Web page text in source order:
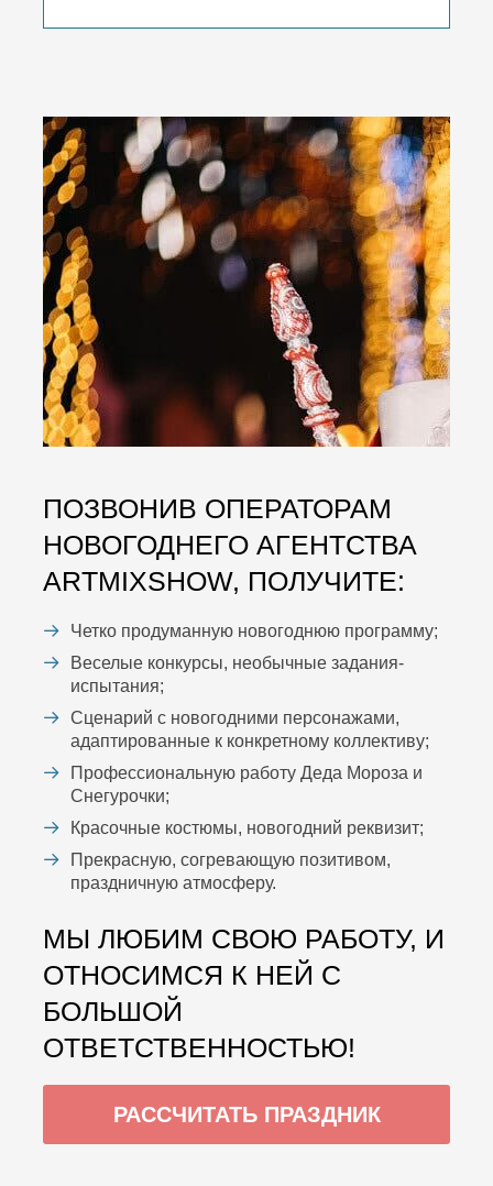
ПОЗВОНИВ ОПЕРАТОРАМ
НОВОГОДНЕГО АГЕНТСТВА
ARTMIXSHOW, ПОЛУЧИТЕ:
Четко продуманную новогоднюю программу;
Веселые конкурсы, необычные задания-
испытания;
Сценарий с новогодними персонажами,
адаптированные к конкретному коллективу;
Профессиональную работу Деда Мороза и
Снегурочки;
Красочные костюмы, новогодний реквизит;
Прекрасную, согревающую позитивом,
праздничную атмосферу.
МЫ ЛЮБИМ СВОЮ РАБОТУ, И
ОТНОСИМСЯ К НЕЙ С
БОЛЬШОЙ
ОТВЕТСТВЕННОСТЬЮ!
РАССЧИТАТЬ ПРАЗДНИК